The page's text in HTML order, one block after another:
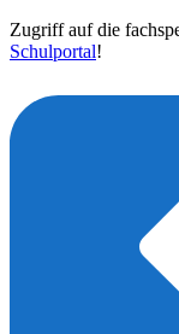
Zugriff auf die
Schulportal!